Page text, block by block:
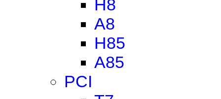
H8
A8
H85
A85
PCI